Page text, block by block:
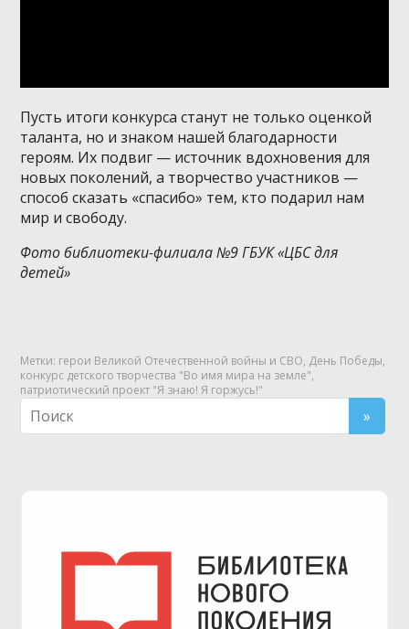
Пусть итоги конкурса станут не только оценкой
таланта, но и знаком нашей благодарности
героям. Их подвиг — источник вдохновения для
новых поколений, а творчество участников —
способ сказать «спасибо» тем, кто подарил нам
мир и свободу.
Фото библиотеки-филиала №9 ГБУК «ЦБС для
детей»
Метки: герои Великой Отечественной войны и СВО, День Победы,
конкурс детского творчества "Во имя мира на земле",
патриотический проект "Я знаю! Я горжусь!"